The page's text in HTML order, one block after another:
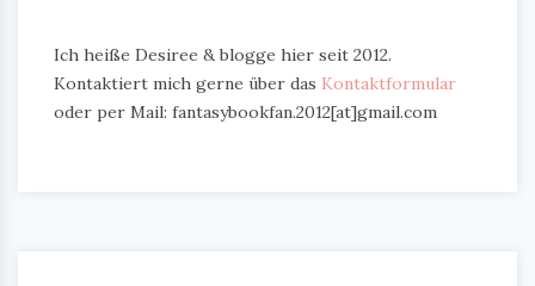
Ich heiße Desiree & blogge hier seit 2012.
Kontaktiert mich gerne über das Kontaktformular
oder per Mail: fantasybookfan.2012[at]gmail.com